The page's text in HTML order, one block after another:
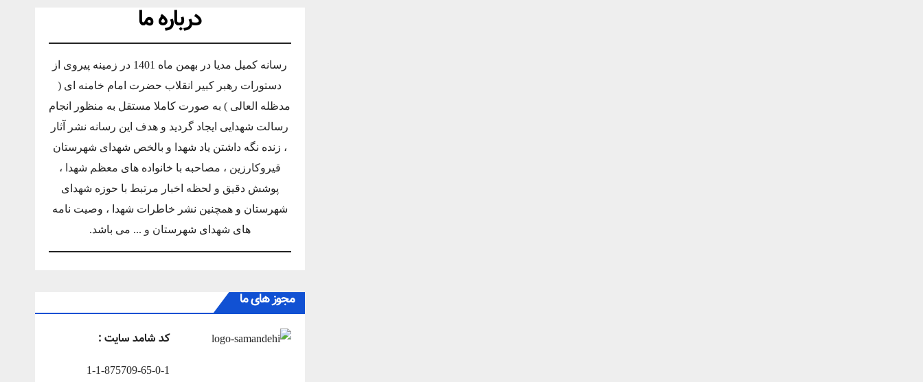
درباره ما
رسانه کمیل مدیا در بهمن ماه 1401 در زمینه پیروی از
دستورات رهبر کبیر انقلاب حضرت امام خامنه ای (
مدظله العالی ) به صورت کاملا مستقل به منظور انجام
رسالت شهدایی ایجاد گردید و هدف این رسانه نشر آثار
، زنده نگه داشتن یاد شهدا و بالخص شهدای شهرستان
قیروکارزین ، مصاحبه با خانواده های معظم شهدا ،
پوشش دقیق و لحظه اخبار مرتبط با حوزه شهدای
شهرستان و همچنین نشر خاطرات شهدا ، وصیت نامه
های شهدای شهرستان و ... می باشد.
مجوز های ما
کد شامد سایت :
1-1-875709-65-0-1